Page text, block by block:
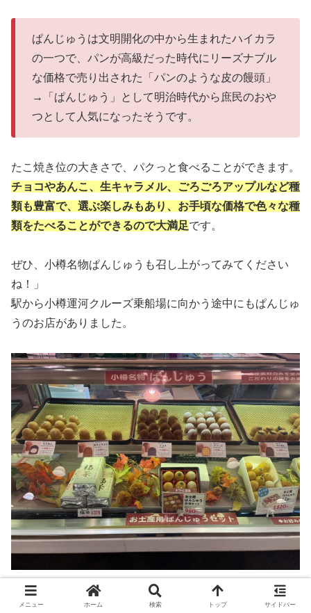
ぱんじゅうは文明開化の中から生まれたハイカラ
の一つで、パンが高級だった時代にリーズナブル
な価格で売り出された「パンのような皮の饅頭」
→「ぱんじゅう」として明治時代から庶民のおや
つとして人気になったそうです。
たこ焼き位の大きさで、パクっと食べることができます。
チョコやあんこ、生キャラメル、ごろごろアップルなど種
類も豊富で、選ぶ楽しみもあり、お手頃な価格で色々な種
類をたべることができるので大満足です。
ぜひ、小樽名物ぱんじゅうも召し上がってみてください
ね！」
駅から小樽運河クルーズ乗船場に向かう途中にもぱんじゅ
うのお店がありました。
あとがき
メニュー ホーム 検索 トップ サイドバー